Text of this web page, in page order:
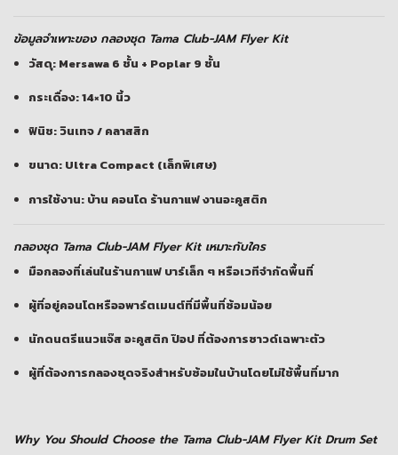
ข้อมูลจำเพาะของ กลองชุด Tama Club-JAM Flyer Kit
วัสดุ: Mersawa 6 ชั้น + Poplar 9 ชั้น
กระเดื่อง: 14×10 นิ้ว
ฟินิช: วินเทจ / คลาสสิก
ขนาด: Ultra Compact (เล็กพิเศษ)
การใช้งาน: บ้าน คอนโด ร้านกาแฟ งานอะคูสติก
กลองชุด Tama Club-JAM Flyer Kit เหมาะกับใคร
มือกลองที่เล่นในร้านกาแฟ บาร์เล็ก ๆ หรือเวทีจำกัดพื้นที่
ผู้ที่อยู่คอนโดหรืออพาร์ตเมนต์ที่มีพื้นที่ซ้อมน้อย
นักดนตรีแนวแจ๊ส อะคูสติก ป๊อป ที่ต้องการซาวด์เฉพาะตัว
ผู้ที่ต้องการกลองชุดจริงสำหรับซ้อมในบ้านโดยไม่ใช้พื้นที่มาก
Why You Should Choose the Tama Club-JAM Flyer Kit Drum Set